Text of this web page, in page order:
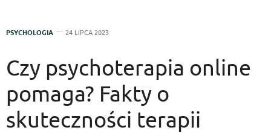
PSYCHOLOGIA 24 LIPCA 2023
Czy psychoterapia online
pomaga? Fakty o
skuteczności terapii